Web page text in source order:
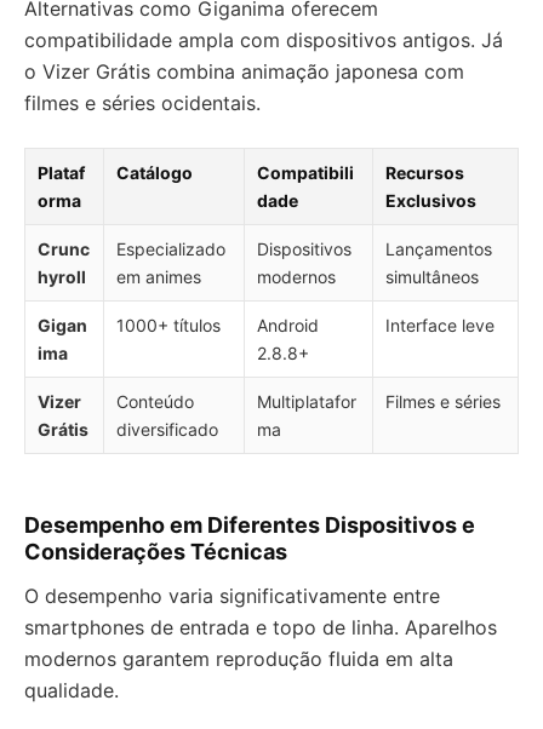
Alternativas como Giganima oferecem
compatibilidade ampla com dispositivos antigos. Já
o Vizer Grátis combina animação japonesa com
filmes e séries ocidentais.
Plataf
orma
Catálogo
Compatibili
dade
Recursos
Exclusivos
Crunc
hyroll
Especializado
em animes
Dispositivos
modernos
Lançamentos
simultâneos
Gigan
ima
1000+ títulos
Android
2.8.8+
Interface leve
Vizer
Grátis
Conteúdo
diversificado
Multiplatafor
ma
Filmes e séries
Desempenho em Diferentes Dispositivos e
Considerações Técnicas
O desempenho varia significativamente entre
smartphones de entrada e topo de linha. Aparelhos
modernos garantem reprodução fluida em alta
qualidade.